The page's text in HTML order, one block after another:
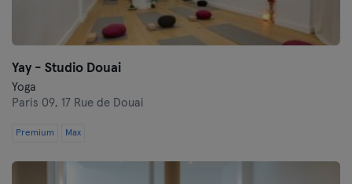
Yay - Studio Douai
Yoga
Paris 09, 17 Rue de Douai
Premium Max